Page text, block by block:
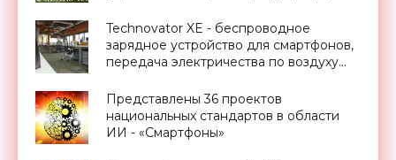
Technovator XE - беспроводное
зарядное устройство для смартфонов,
передача электричества по воздуху
Представлены 36 проектов
национальных стандартов в области
ИИ - «Смартфоны»